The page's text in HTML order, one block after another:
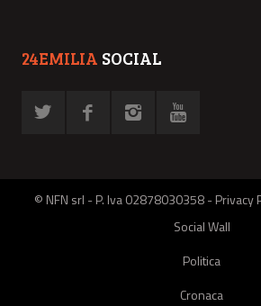
24EMILIA SOCIAL
© NFN srl - P. Iva 02878030358 -Privacy
Social Wall
Politica
Cronaca